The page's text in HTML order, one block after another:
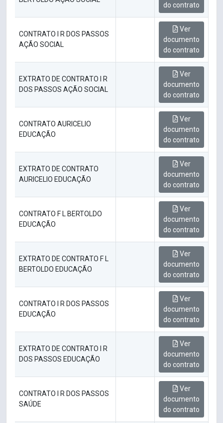
do contrato
CONTRATO I R DOS PASSOS
AÇÃO SOCIAL
Ver
documento
do contrato
EXTRATO DE CONTRATO I R
DOS PASSOS AÇÃO SOCIAL
Ver
documento
do contrato
CONTRATO AURICELIO
EDUCAÇÃO
Ver
documento
do contrato
EXTRATO DE CONTRATO
AURICELIO EDUCAÇÃO
Ver
documento
do contrato
CONTRATO F L BERTOLDO
EDUCAÇÃO
Ver
documento
do contrato
EXTRATO DE CONTRATO F L
BERTOLDO EDUCAÇÃO
Ver
documento
do contrato
CONTRATO I R DOS PASSOS
EDUCAÇÃO
Ver
documento
do contrato
EXTRATO DE CONTRATO I R
DOS PASSOS EDUCAÇÃO
Ver
documento
do contrato
CONTRATO I R DOS PASSOS
SAÚDE
Ver
documento
do contrato